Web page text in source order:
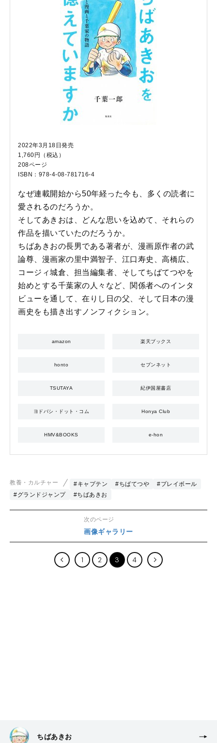
2022年3月18日発売
1,760円（税込）
208ページ
ISBN：978-4-08-781716-4
なぜ連載開始から50年経った今も、多くの読者に
愛されるのだろうか。
そしてあきおは、どんな思いを込めて、それらの
作品を描いていたのだろうか。
ちばあきおの長男である著者が、漫画原作者の武
論尊、漫画家の里中満智子、江口寿史、高橋広、
コージィ城倉、担当編集者、そしてちばてつやを
始めとする千葉家の人々など、関係者へのインタ
ビューを通して、在りし日の父、そして日本の漫
画史をも描き出すノンフィクション。
amazon 楽天ブックス
honto セブンネット
TSUTAYA 紀伊国屋書店
ヨドバシ・ドット・コム Honya Club
HMV&BOOKS e-hon
教養・カルチャー #キャプテン #ちばてつや
#プレイボール
#グランドジャンプ
#ちばあきお
次のページ
画像ギャラリー
1 2 3 4
ちばあきお